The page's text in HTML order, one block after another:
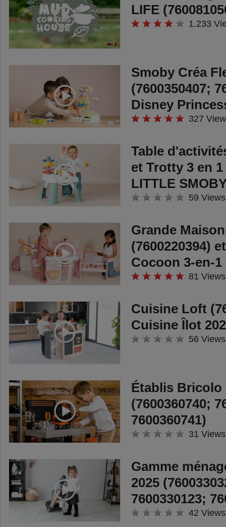
LIFE
1.233
Smoby Créa
(7600350407;
Disney
327
Table
et Trotty 3 en 1
LITTLE
59 Views
Grande
(7600220394)
Cocoon 3-en-1
81 Views
Cuisine Loft
Cuisine Îlot
56 Views
Établis Bricolo
(7600360740;
7600360741)
31 Views
Gamme
2025
7600330123;
42 Views